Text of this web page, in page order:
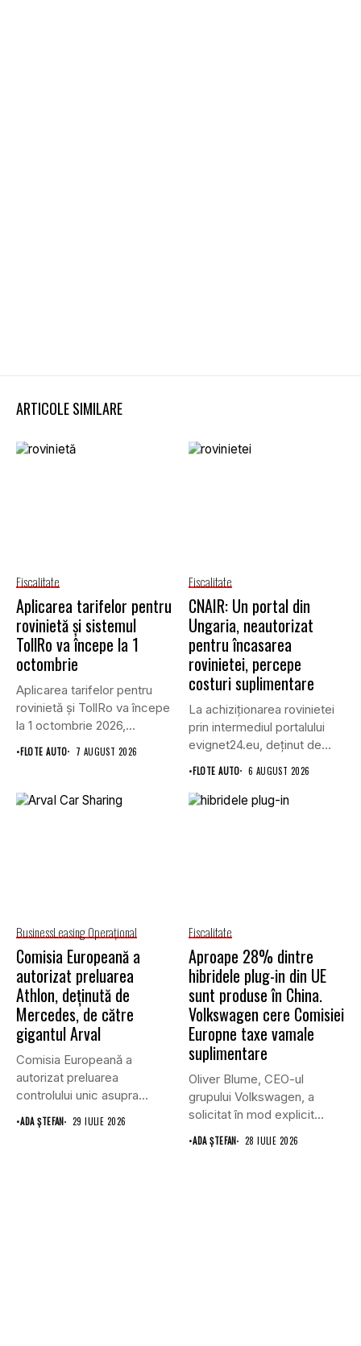
ARTICOLE SIMILARE
Fiscalitate
Aplicarea tarifelor pentru
rovinietă și sistemul
TollRo va începe la 1
octombrie
Aplicarea tarifelor pentru
rovinietă și TollRo va începe
la 1 octombrie 2026,...
•FLOTE AUTO 7 AUGUST 2026
Fiscalitate
CNAIR: Un portal din
Ungaria, neautorizat
pentru încasarea
rovinietei, percepe
costuri suplimentare
La achiziționarea rovinietei
prin intermediul portalului
evignet24.eu, deținut de
Enternova Kft. din...
•FLOTE AUTO 6 AUGUST 2026
BusinessLeasing Operaţional
Comisia Europeană a
autorizat preluarea
Athlon, deținută de
Mercedes, de către
gigantul Arval
Comisia Europeană a
autorizat preluarea
controlului unic asupra
companiei de leasing
Athlon...
•ADA ȘTEFAN 29 IULIE 2026
Fiscalitate
Aproape 28% dintre
hibridele plug-in din UE
sunt produse în China.
Volkswagen cere Comisiei
Europne taxe vamale
suplimentare
Oliver Blume, CEO-ul
grupului Volkswagen, a
solicitat în mod explicit
Uniunii Europene...
•ADA ȘTEFAN 28 IULIE 2026